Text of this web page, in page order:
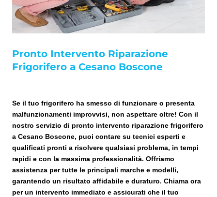
Pronto Intervento Riparazione
Frigorifero a Cesano Boscone
Se il tuo frigorifero ha smesso di funzionare o presenta
malfunzionamenti improvvisi, non aspettare oltre! Con il
nostro servizio di pronto intervento riparazione frigorifero
a Cesano Boscone, puoi contare su tecnici esperti e
qualificati pronti a risolvere qualsiasi problema, in tempi
rapidi e con la massima professionalità. Offriamo
assistenza per tutte le principali marche e modelli,
garantendo un risultato affidabile e duraturo. Chiama ora
per un intervento immediato e assicurati che il tuo